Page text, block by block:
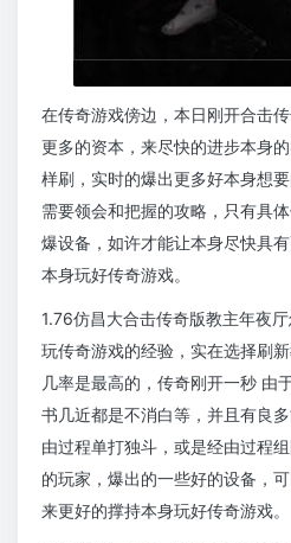
在传奇游戏傍边，本日刚开合击
更多的资本，来尽快的进步本身
样刷，实时的爆出更多好本身想
需要领会和把握的攻略，只有具
爆设备，如许才能让本身尽快具
本身玩好传奇游戏。
1.76仿昌大合击传奇版教主年夜
玩传奇游戏的经验，实在选择刷
几率是最高的，传奇刚开一秒 由
书几近都是不消白等，并且有良
由过程单打独斗，或是经由过程
的玩家，爆出的一些好的设备，
来更好的撑持本身玩好传奇游戏。